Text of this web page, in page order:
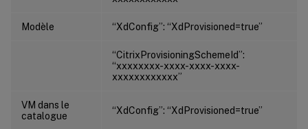
Modèle “XdConfig”: “XdProvisioned=true”
“CitrixProvisioningSchemeId”:
“xxxxxxxx-xxxx-xxxx-xxxx-
xxxxxxxxxxxx”
VM dans le
catalogue
“XdConfig”: “XdProvisioned=true”